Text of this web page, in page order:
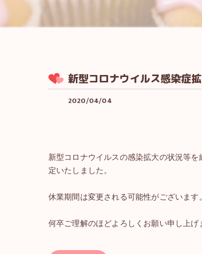
新型コロナウイルス感染症
2020/04/04
新型コロナウイルスの感染拡大の状況等
定いたしました。
休業期間は変更される可能性がございま
何卒ご理解のほどよろしくお願い申し上げ